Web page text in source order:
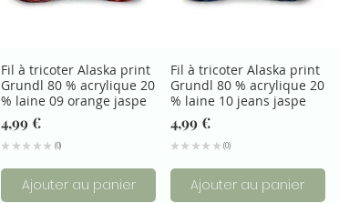
Fil à tricoter Alaska print
Grundl 80 % acrylique 20
% laine 09 orange jaspe
Prix
4,99 €
★ ★ ★ ★ ★ 0
0
Ajouter au panier
Fil à tricoter Alaska print
Grundl 80 % acrylique 20
% laine 10 jeans jaspe
Prix
4,99 €
★ ★ ★ ★ ★ 0
0
Ajouter au panier